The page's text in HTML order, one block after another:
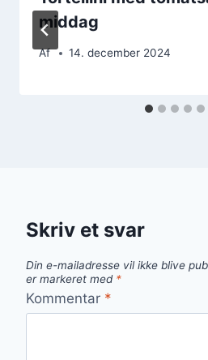
middag
Af 14. december 2024
Skriv et svar
Din e-mailadresse vil ikke blive
er markeret med *
Kommentar *